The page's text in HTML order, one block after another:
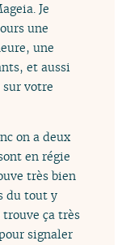
Je
une
une
et aussi
votre
on a deux
en régie
très bien
du tout y
ça très
signaler